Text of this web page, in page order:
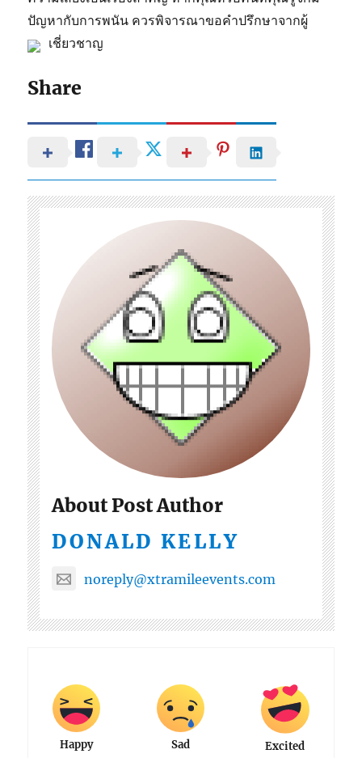
ปัญหากับการพนัน ควรพิจารณาขอคำปรึกษาจากผู้
เชี่ยวชาญ
Share
About Post Author
DONALD KELLY
noreply@xtramileevents.com
Happy Sad Excited